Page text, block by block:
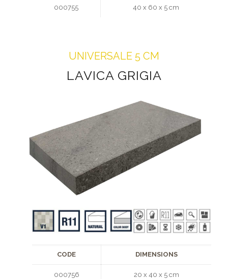
000755 40 x 60 x 5 cm
UNIVERSALE 5 CM
LAVICA GRIGIA
CODE DIMENSIONS
000756 20 x 40 x 5 cm